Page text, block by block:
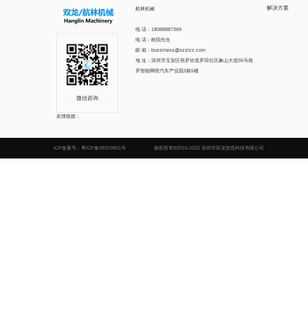
微信咨询
航林机械
电 话：18088887369
电 话：欧阳先生
邮 箱：bussiness@szslzz.com
地 址：深圳市宝安区燕罗街道罗田社区象山大道55号燕
罗智能网联汽车产业园2栋5楼
解决方案
友情链接：
ICP备案号：粤ICP备09203851号 版权所有©2016-2022 深圳市双龙智造科技有限公司